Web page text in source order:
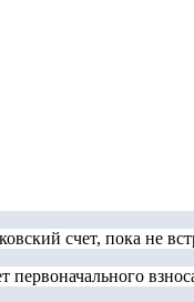
счет, пока не